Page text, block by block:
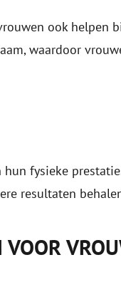
ook helpen
waardoor
fysieke
resultaten